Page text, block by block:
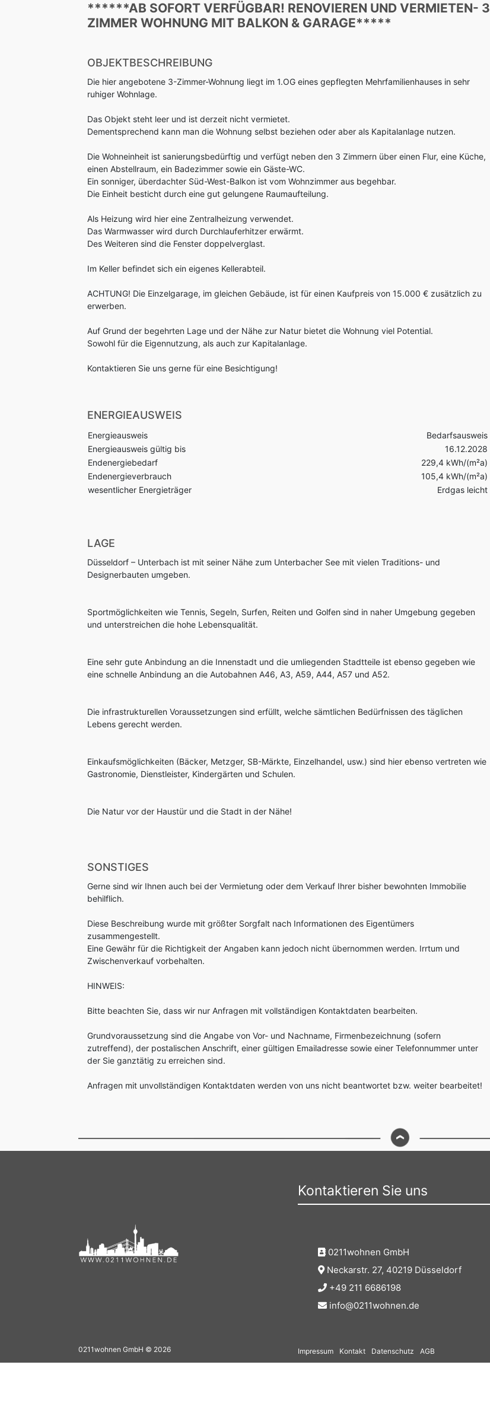
******AB SOFORT VERFÜGBAR! RENOVIEREN UND VERMIETEN- 3
ZIMMER WOHNUNG MIT BALKON & GARAGE*****
OBJEKTBESCHREIBUNG
Die hier angebotene 3-Zimmer-Wohnung liegt im 1.OG eines gepflegten Mehrfamilienhauses in sehr
ruhiger Wohnlage.
Das Objekt steht leer und ist derzeit nicht vermietet.
Dementsprechend kann man die Wohnung selbst beziehen oder aber als Kapitalanlage nutzen.
Die Wohneinheit ist sanierungsbedürftig und verfügt neben den 3 Zimmern über einen Flur, eine Küche,
einen Abstellraum, ein Badezimmer sowie ein Gäste-WC.
Ein sonniger, überdachter Süd-West-Balkon ist vom Wohnzimmer aus begehbar.
Die Einheit besticht durch eine gut gelungene Raumaufteilung.
Als Heizung wird hier eine Zentralheizung verwendet.
Das Warmwasser wird durch Durchlauferhitzer erwärmt.
Des Weiteren sind die Fenster doppelverglast.
Im Keller befindet sich ein eigenes Kellerabteil.
ACHTUNG! Die Einzelgarage, im gleichen Gebäude, ist für einen Kaufpreis von 15.000 € zusätzlich zu
erwerben.
Auf Grund der begehrten Lage und der Nähe zur Natur bietet die Wohnung viel Potential.
Sowohl für die Eigennutzung, als auch zur Kapitalanlage.
Kontaktieren Sie uns gerne für eine Besichtigung!
ENERGIEAUSWEIS
Energieausweis
Bedarfsausweis
Energieausweis gültig bis
16.12.2028
Endenergiebedarf
229,4 kWh/(m²a)
Endenergieverbrauch
105,4 kWh/(m²a)
wesentlicher Energieträger
Erdgas leicht
LAGE
Düsseldorf – Unterbach ist mit seiner Nähe zum Unterbacher See mit vielen Traditions- und
Designerbauten umgeben.
Sportmöglichkeiten wie Tennis, Segeln, Surfen, Reiten und Golfen sind in naher Umgebung gegeben
und unterstreichen die hohe Lebensqualität.
Eine sehr gute Anbindung an die Innenstadt und die umliegenden Stadtteile ist ebenso gegeben wie
eine schnelle Anbindung an die Autobahnen A46, A3, A59, A44, A57 und A52.
Die infrastrukturellen Voraussetzungen sind erfüllt, welche sämtlichen Bedürfnissen des täglichen
Lebens gerecht werden.
Einkaufsmöglichkeiten (Bäcker, Metzger, SB-Märkte, Einzelhandel, usw.) sind hier ebenso vertreten wie
Gastronomie, Dienstleister, Kindergärten und Schulen.
Die Natur vor der Haustür und die Stadt in der Nähe!
SONSTIGES
Gerne sind wir Ihnen auch bei der Vermietung oder dem Verkauf Ihrer bisher bewohnten Immobilie
behilflich.
Diese Beschreibung wurde mit größter Sorgfalt nach Informationen des Eigentümers
zusammengestellt.
Eine Gewähr für die Richtigkeit der Angaben kann jedoch nicht übernommen werden. Irrtum und
Zwischenverkauf vorbehalten.
HINWEIS:
Bitte beachten Sie, dass wir nur Anfragen mit vollständigen Kontaktdaten bearbeiten.
Grundvoraussetzung sind die Angabe von Vor- und Nachname, Firmenbezeichnung (sofern
zutreffend), der postalischen Anschrift, einer gültigen Emailadresse sowie einer Telefonnummer unter
der Sie ganztätig zu erreichen sind.
Anfragen mit unvollständigen Kontaktdaten werden von uns nicht beantwortet bzw. weiter bearbeitet!
Kontaktieren Sie uns
0211wohnen GmbH
Neckarstr. 27, 40219 Düsseldorf
+49 211 6686198
info@0211wohnen.de
0211wohnen GmbH © 2026 Impressum Kontakt Datenschutz AGB